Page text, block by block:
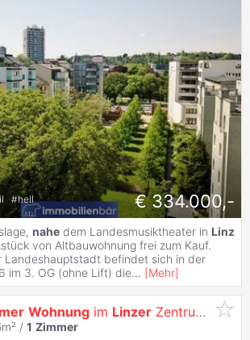
#hell € 334.000,-
nahe dem Landesmusiktheater in Linz
von Altbauwohnung frei zum Kauf.
Landeshauptstadt befindet sich in der
im 3. OG (ohne Lift) die... [Mehr]
Wohnung im Linzer Zentrum - Landestheater
/ 1 Zimmer